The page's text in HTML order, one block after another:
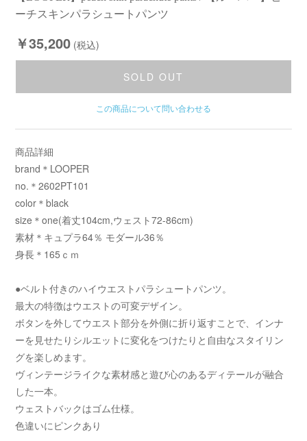
ーチスキンパラシュートパンツ
￥35,200 (税込)
SOLD OUT
この商品について問い合わせる
商品詳細
brand＊LOOPER
no.＊2602PT101
color＊black
size＊one(着丈104cm,ウェスト72-86cm)
素材＊キュプラ64％ モダール36％
身長＊165ｃｍ
●ベルト付きのハイウエストパラシュートパンツ。
最大の特徴はウエストの可変デザイン。
ボタンを外してウエスト部分を外側に折り返すことで、インナ
ーを見せたりシルエットに変化をつけたりと自由なスタイリン
グを楽しめます。
ヴィンテージライクな素材感と遊び心のあるディテールが融合
した一本。
ウェストバックはゴム仕様。
色違いにピンクあり